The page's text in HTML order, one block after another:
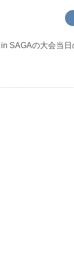
SAGAの大会当日